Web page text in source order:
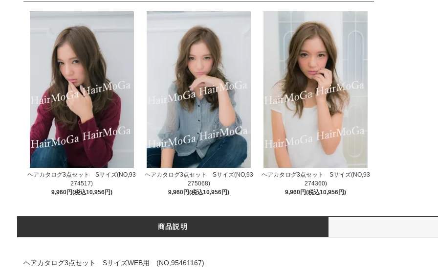
ヘアカタログ3点セット Sサイズ(NO,93
274517)
9,960円(税込10,956円)
ヘアカタログ3点セット Sサイズ(NO,93
275068)
9,960円(税込10,956円)
ヘアカタログ3点セット Sサイズ(NO,93
274360)
9,960円(税込10,956円)
商品説明
ヘアカタログ3点セット SサイズWEB用 (NO,95461167)